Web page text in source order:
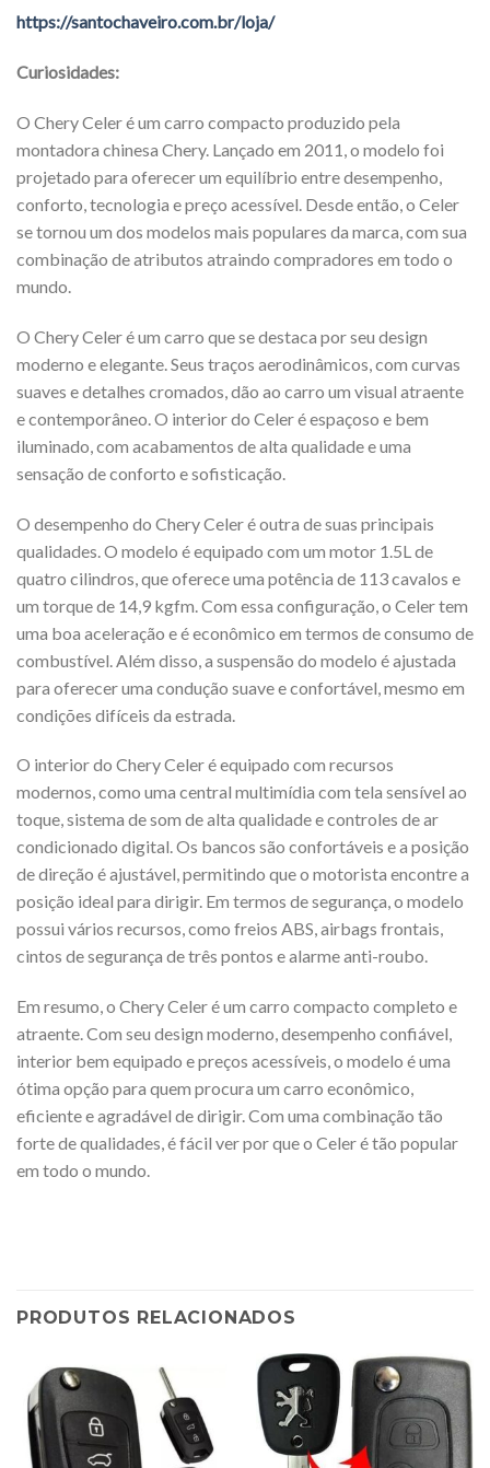
https://santochaveiro.com.br/loja/
Curiosidades:
O Chery Celer é um carro compacto produzido pela
montadora chinesa Chery. Lançado em 2011, o modelo foi
projetado para oferecer um equilíbrio entre desempenho,
conforto, tecnologia e preço acessível. Desde então, o Celer
se tornou um dos modelos mais populares da marca, com sua
combinação de atributos atraindo compradores em todo o
mundo.
O Chery Celer é um carro que se destaca por seu design
moderno e elegante. Seus traços aerodinâmicos, com curvas
suaves e detalhes cromados, dão ao carro um visual atraente
e contemporâneo. O interior do Celer é espaçoso e bem
iluminado, com acabamentos de alta qualidade e uma
sensação de conforto e sofisticação.
O desempenho do Chery Celer é outra de suas principais
qualidades. O modelo é equipado com um motor 1.5L de
quatro cilindros, que oferece uma potência de 113 cavalos e
um torque de 14,9 kgfm. Com essa configuração, o Celer tem
uma boa aceleração e é econômico em termos de consumo de
combustível. Além disso, a suspensão do modelo é ajustada
para oferecer uma condução suave e confortável, mesmo em
condições difíceis da estrada.
O interior do Chery Celer é equipado com recursos
modernos, como uma central multimídia com tela sensível ao
toque, sistema de som de alta qualidade e controles de ar
condicionado digital. Os bancos são confortáveis e a posição
de direção é ajustável, permitindo que o motorista encontre a
posição ideal para dirigir. Em termos de segurança, o modelo
possui vários recursos, como freios ABS, airbags frontais,
cintos de segurança de três pontos e alarme anti-roubo.
Em resumo, o Chery Celer é um carro compacto completo e
atraente. Com seu design moderno, desempenho confiável,
interior bem equipado e preços acessíveis, o modelo é uma
ótima opção para quem procura um carro econômico,
eficiente e agradável de dirigir. Com uma combinação tão
forte de qualidades, é fácil ver por que o Celer é tão popular
em todo o mundo.
PRODUTOS RELACIONADOS